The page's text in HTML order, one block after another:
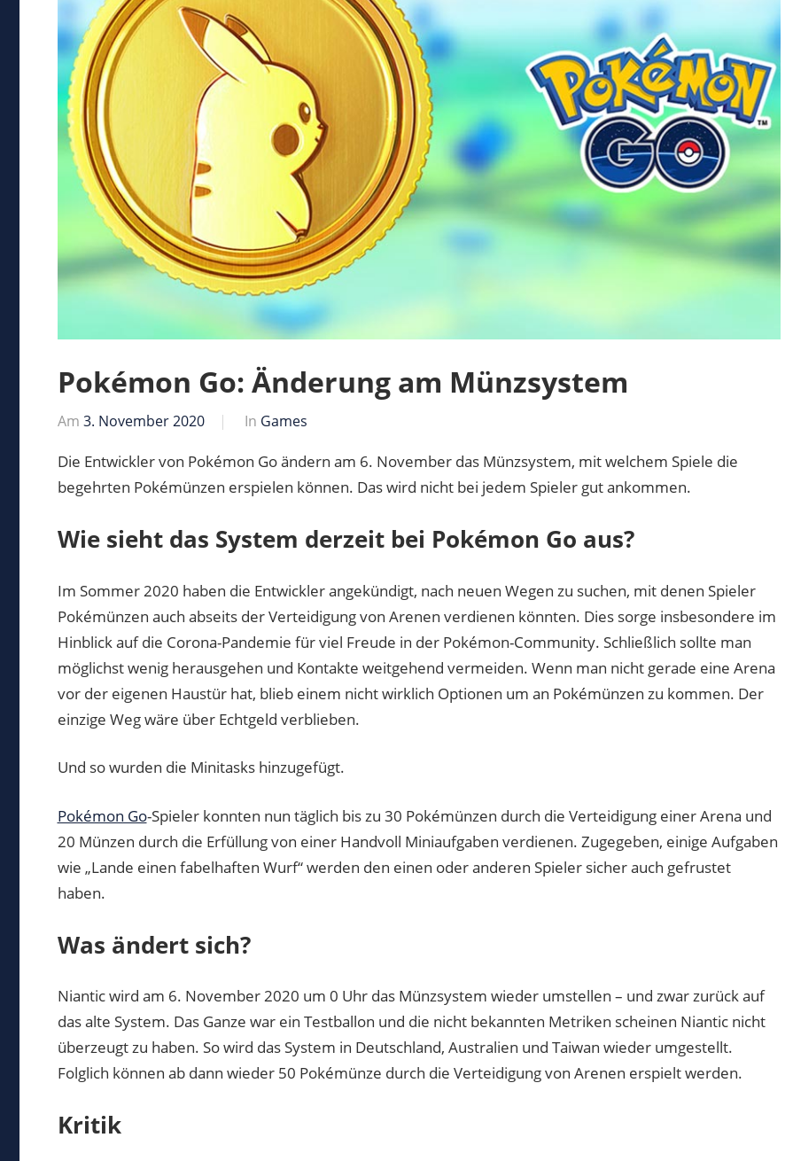
Pokémon Go: Änderung am Münzsystem
Am 3. November 2020
Von
In Games
Die Entwickler von Pokémon Go ändern am 6. November das Münzsystem, mit welchem Spiele die
begehrten Pokémünzen erspielen können. Das wird nicht bei jedem Spieler gut ankommen.
Wie sieht das System derzeit bei Pokémon Go aus?
Im Sommer 2020 haben die Entwickler angekündigt, nach neuen Wegen zu suchen, mit denen Spieler
Pokémünzen auch abseits der Verteidigung von Arenen verdienen könnten. Dies sorge insbesondere im
Hinblick auf die Corona-Pandemie für viel Freude in der Pokémon-Community. Schließlich sollte man
möglichst wenig herausgehen und Kontakte weitgehend vermeiden. Wenn man nicht gerade eine Arena
vor der eigenen Haustür hat, blieb einem nicht wirklich Optionen um an Pokémünzen zu kommen. Der
einzige Weg wäre über Echtgeld verblieben.
Und so wurden die Minitasks hinzugefügt.
Pokémon Go-Spieler konnten nun täglich bis zu 30 Pokémünzen durch die Verteidigung einer Arena und
20 Münzen durch die Erfüllung von einer Handvoll Miniaufgaben verdienen. Zugegeben, einige Aufgaben
wie „Lande einen fabelhaften Wurf“ werden den einen oder anderen Spieler sicher auch gefrustet
haben.
Was ändert sich?
Niantic wird am 6. November 2020 um 0 Uhr das Münzsystem wieder umstellen – und zwar zurück auf
das alte System. Das Ganze war ein Testballon und die nicht bekannten Metriken scheinen Niantic nicht
überzeugt zu haben. So wird das System in Deutschland, Australien und Taiwan wieder umgestellt.
Folglich können ab dann wieder 50 Pokémünze durch die Verteidigung von Arenen erspielt werden.
Kritik